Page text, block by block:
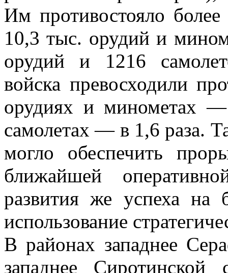
Им противостояло
10,3 тыс. орудий и
орудий и 1216
войска превосходили
орудиях и минометах
самолетах — в 1,6 раза.
могло обеспечить
ближайшей
развития же успеха на
использование
В районах западнее
западнее Сиротинской